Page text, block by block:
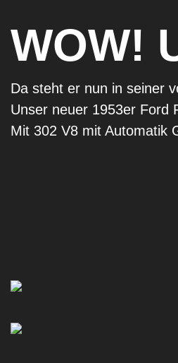
WOW!
Da steht er nun in seiner
Unser neuer 1953er Ford
Mit 302 V8 mit Automatik